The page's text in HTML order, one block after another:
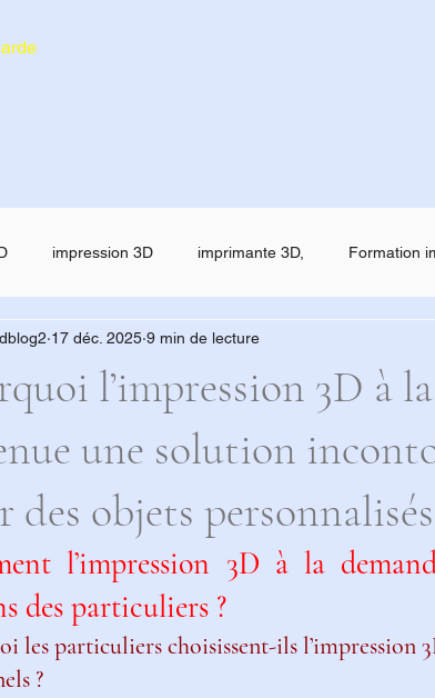
impression 3D imprimante 3D, Formation
i7 Color Combo creality Filament ESUN
l’impression 3D à
une solution
des objets
17 déc. 2025 9 min de lecture
l’impression 3D à la
des particuliers ?
les particuliers choisissent-ils l’impression
?